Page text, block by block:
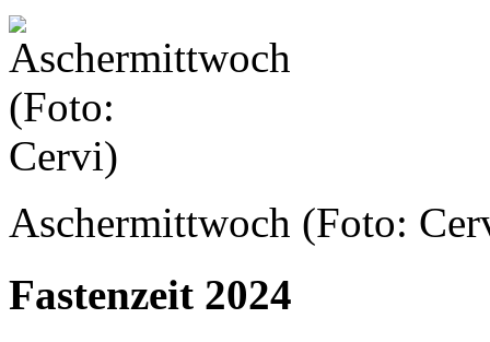
Aschermittwoch (Foto:
Fastenzeit 2024